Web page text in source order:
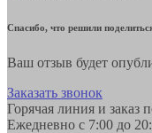
Спасибо, что решили
Ваш отзыв будет
Заказать звонок
Горячая линия и заказ
Ежедневно с 7:00 до